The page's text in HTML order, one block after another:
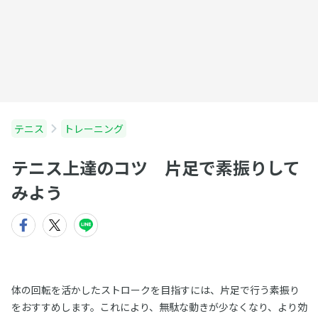
テニス トレーニング
テニス上達のコツ 片足で素振りして
みよう
体の回転を活かしたストロークを目指すには、片足で行う素振り
をおすすめします。これにより、無駄な動きが少なくなり、より効